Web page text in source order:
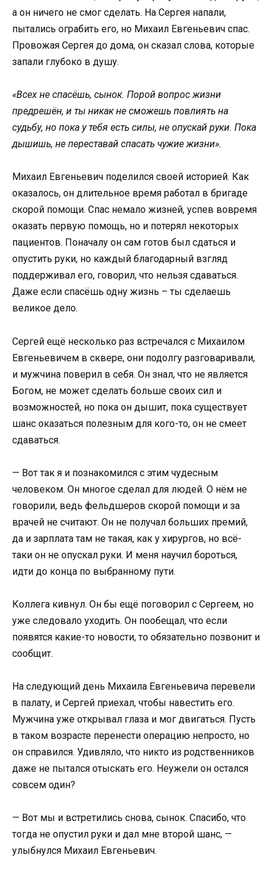
а он ничего не смог сделать. На Сергея напали,
пытались ограбить его, но Михаил Евгеньевич спас.
Провожая Сергея до дома, он сказал слова, которые
запали глубоко в душу.
«Всех не спасёшь, сынок. Порой вопрос жизни
предрешён, и ты никак не сможешь повлиять на
судьбу, но пока у тебя есть силы, не опускай руки. Пока
дышишь, не переставай спасать чужие жизни».
Михаил Евгеньевич поделился своей историей. Как
оказалось, он длительное время работал в бригаде
скорой помощи. Спас немало жизней, успев вовремя
оказать первую помощь, но и потерял некоторых
пациентов. Поначалу он сам готов был сдаться и
опустить руки, но каждый благодарный взгляд
поддерживал его, говорил, что нельзя сдаваться.
Даже если спасёшь одну жизнь – ты сделаешь
великое дело.
Сергей ещё несколько раз встречался с Михаилом
Евгеньевичем в сквере, они подолгу разговаривали,
и мужчина поверил в себя. Он знал, что не является
Богом, не может сделать больше своих сил и
возможностей, но пока он дышит, пока существует
шанс оказаться полезным для кого-то, он не смеет
сдаваться.
— Вот так я и познакомился с этим чудесным
человеком. Он многое сделал для людей. О нём не
говорили, ведь фельдшеров скорой помощи и за
врачей не считают. Он не получал больших премий,
да и зарплата там не такая, как у хирургов, но всё-
таки он не опускал руки. И меня научил бороться,
идти до конца по выбранному пути.
Коллега кивнул. Он бы ещё поговорил с Сергеем, но
уже следовало уходить. Он пообещал, что если
появятся какие-то новости, то обязательно позвонит и
сообщит.
На следующий день Михаила Евгеньевича перевели
в палату, и Сергей приехал, чтобы навестить его.
Мужчина уже открывал глаза и мог двигаться. Пусть
в таком возрасте перенести операцию непросто, но
он справился. Удивляло, что никто из родственников
даже не пытался отыскать его. Неужели он остался
совсем один?
— Вот мы и встретились снова, сынок. Спасибо, что
тогда не опустил руки и дал мне второй шанс, —
улыбнулся Михаил Евгеньевич.